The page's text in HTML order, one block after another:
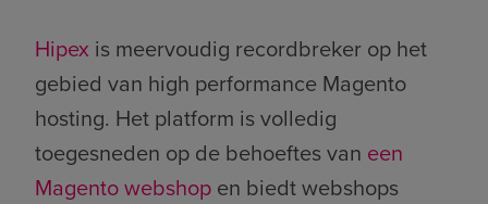
Hipex is meervoudig recordbreker op het
gebied van high performance Magento
hosting. Het platform is volledig
toegesneden op de behoeftes van een
Magento webshop en biedt webshops